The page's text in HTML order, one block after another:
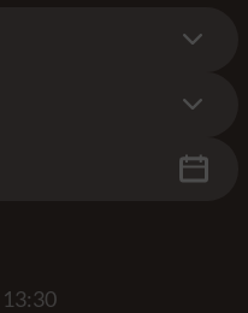
13:30